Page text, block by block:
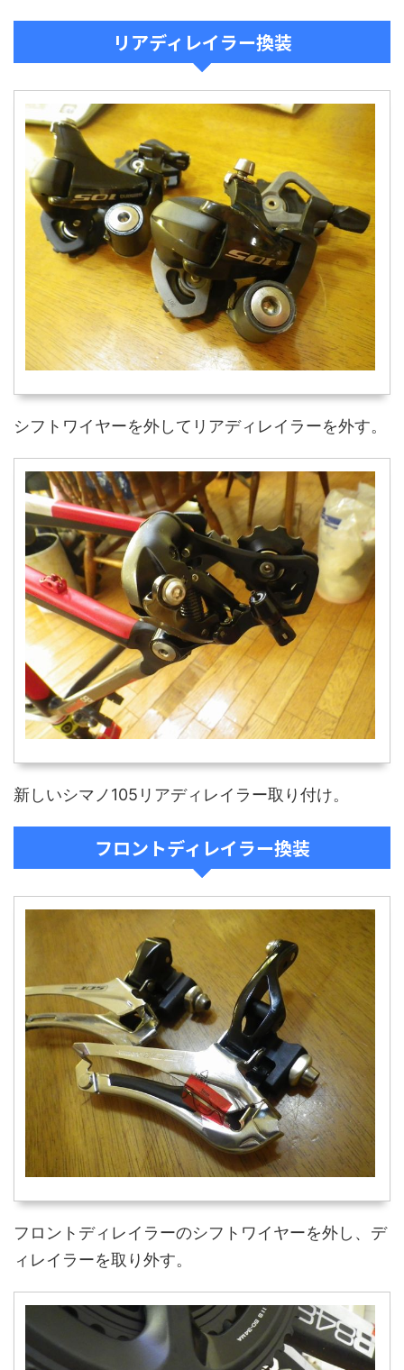
リアディレイラー換装
シフトワイヤーを外してリアディレイラーを外す。
新しいシマノ105リアディレイラー取り付け。
フロントディレイラー換装
フロントディレイラーのシフトワイヤーを外し、デ
ィレイラーを取り外す。